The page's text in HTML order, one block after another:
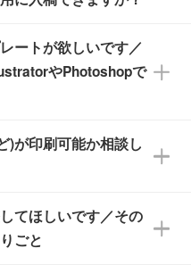
です。
かります。
心です。
料でデザインデー
STUDIOなどのデ
デザインを作成した
ロードしてご入稿
ッフがデータに不備
と確認してから印
ださい。
ートが欲しいです／
やPhotoshopで
ートのご用意があり
方法・テンプレー
形式ですが、
てご利用いただけ
)が印刷可能か相談し
度かどうか、担当ス
す。
てほしいです／その
ごと